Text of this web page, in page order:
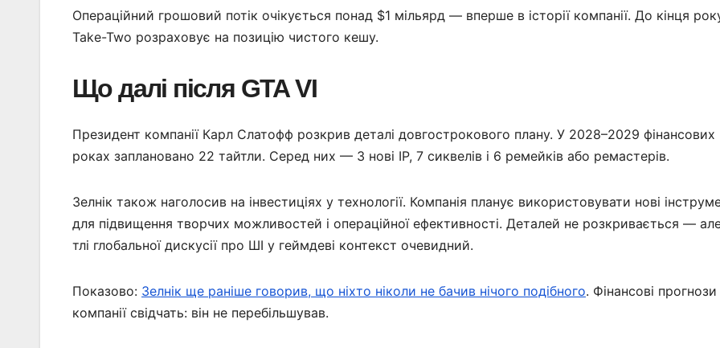
Операційний грошовий потік очікується понад $1 мільярд — вперше в історії компанії. До кінця
Take-Two розраховує на позицію чистого кешу.
Що далі після GTA VI
Президент компанії Карл Слатофф розкрив деталі довгострокового плану. У 2028–2029 фінансових
роках заплановано 22 тайтли. Серед них — 3 нові IP, 7 сиквелів і 6 ремейків або ремастерів.
Зелнік також наголосив на інвестиціях у технології. Компанія планує використовувати нові
для підвищення творчих можливостей і операційної ефективності. Деталей не розкривається —
тлі глобальної дискусії про ШІ у геймдеві контекст очевидний.
Показово: Зелнік ще раніше говорив, що ніхто ніколи не бачив нічого подібного. Фінансові прогнози
компанії свідчать: він не перебільшував.